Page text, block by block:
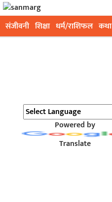
संजीवनी शिक्षा धर्म/राशिफल कथा
Powered by
Translate